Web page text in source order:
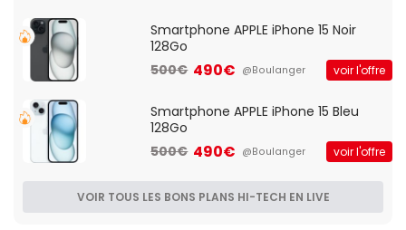
Smartphone APPLE iPhone 15 Noir
128Go
500€ 490€ @Boulanger voir l'offre
Smartphone APPLE iPhone 15 Bleu
128Go
500€ 490€ @Boulanger voir l'offre
VOIR TOUS LES BONS PLANS HI-TECH EN LIVE